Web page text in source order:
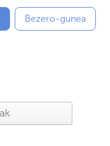
Bezero-gunea